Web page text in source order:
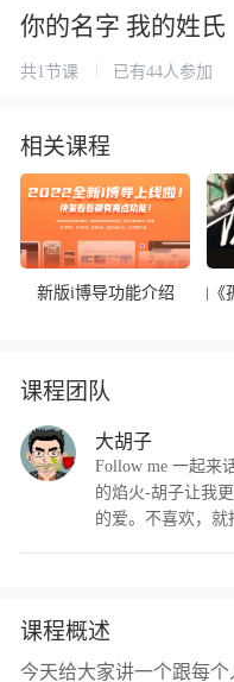
你的名字 我的姓氏
共1节课 已有44人参加
相关课程
新版i博导功能介绍 神曲《
课程团队
大胡子
Follow me 一起来
的焰火-胡子让我
的爱。不喜欢，就
课程概述
今天给大家讲一个跟每个